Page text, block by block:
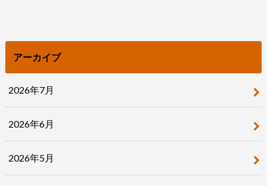
アーカイブ
2026年7月
2026年6月
2026年5月